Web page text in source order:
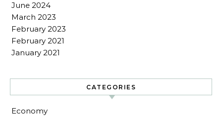
June 2024
March 2023
February 2023
February 2021
January 2021
CATEGORIES
Economy